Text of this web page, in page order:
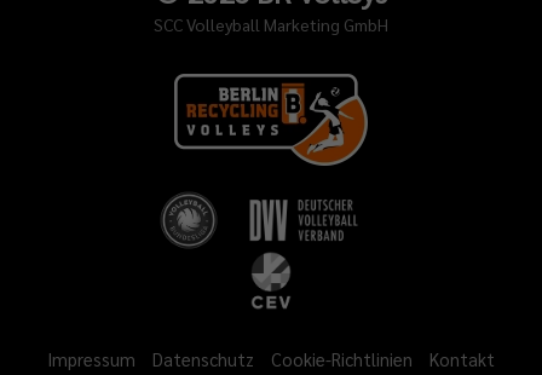
SCC Volleyball Marketing GmbH
Impressum Datenschutz Cookie-Richtlinien Kontakt